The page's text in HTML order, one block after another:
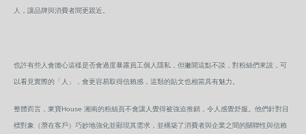
人，讓品牌與消費者間更親近。
也許有些人會擔心這樣是否會過度暴露員工個人隱私，但撇開這點不談，對粉絲們來說，可
以看見實際的「人」，會更容易取得信賴感，這類的貼文也相當具有魅力。
整體而言，東寶House 湘南的粉絲頁不會讓人覺得被強迫推銷，令人感覺舒服。他們針對目
標對象（潛在客戶）巧妙地強化並顯現其需求，並構築了消費者與企業之間的關聯性與信賴